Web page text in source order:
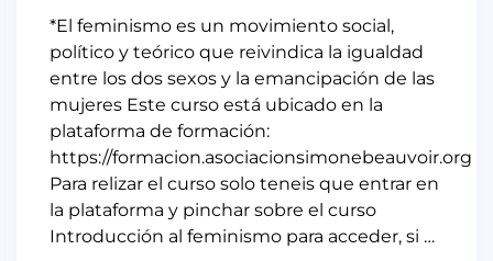
*El feminismo es un movimiento social,
político y teórico que reivindica la igualdad
entre los dos sexos y la emancipación de las
mujeres Este curso está ubicado en la
plataforma de formación:
https://formacion.asociacionsimonebeauvoir.org
Para relizar el curso solo teneis que entrar en
la plataforma y pinchar sobre el curso
Introducción al feminismo para acceder, si …